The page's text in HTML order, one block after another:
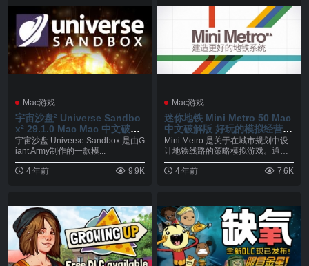
Mac游戏
宇宙沙盘² Universe Sandbo
x² 29.1.0 Mac Mac 中文破解
版 让你利用上帝视角创造宇宙
宇宙沙盘 Universe Sandbox 是由G
iant Army制作的一款模...
4 年前 9.9K
Mac游戏
迷你地铁 Mini Metro 50 Mac
中文破解版 好玩的模拟经营类
游戏
Mini Metro 是关于在城市规划中设
计地铁线路的策略模拟游戏。通过
在站点之...
4 年前
7.6K